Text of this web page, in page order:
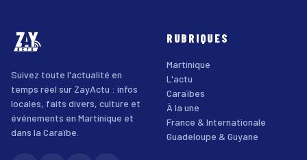
Suivez toute l'actualité en
temps réel sur ZayActu : infos
locales, faits divers, culture et
événements en Martinique et
dans la Caraïbe.
RUBRIQUES
Martinique
L'actu
Caraïbes
À la une
France & Internationale
Guadeloupe & Guyane